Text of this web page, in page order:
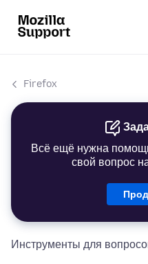
Firefox
Всё ещё нужна
свой вопрос
Инструменты для